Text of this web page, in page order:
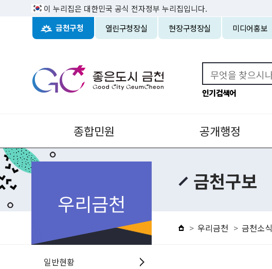
이 누리집은 대한민국 공식 전자정부 누리집입니다.
금천구청 열린구청장실 현장구청장실 미디어홍보
인기검색어
종합민원 공개행정
우리금천
일반현황
금천구보
우리금천 금천소식